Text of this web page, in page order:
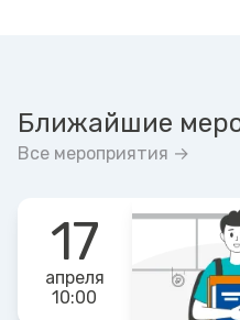
Ближайшие
Все мероприятия →
17
апреля
10:00